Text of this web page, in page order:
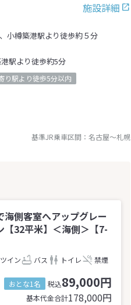
施設詳細
小樽築港駅より徒歩約５分
駅より徒歩約5分
り駅より徒歩5分以内
基準JR乗車区間： 名古屋～札幌
海側客室へアップグレー
【32平米】＜海側＞【7-
ツイン バス トイレ 禁煙
おとな1名 税込89,000円
基本代金合計178,000円